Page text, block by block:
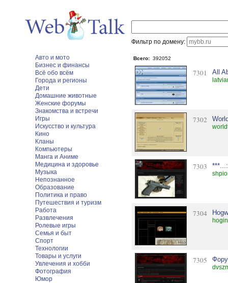
Фильтр по домену:
Авто и мото
Бизнес и финансы
Всё обо всём
Города и регионы
Дети
Домашние животные
Женские форумы
Знакомства и встречи
Игры
Искусство и культура
Кино
Кланы
Компьютеры
Манга и Аниме
Медицина и здоровье
Музыка
Непознанное
Образование
Политика и право
Путешествия и туризм
Работа
Развлечения
Ролевые игры
Семья и быт
Спорт
Технологии
Товары и услуги
Увлечения и хобби
Фотография
Юмор
Всего: 392052
7301 All
7302
7303
7304
7305